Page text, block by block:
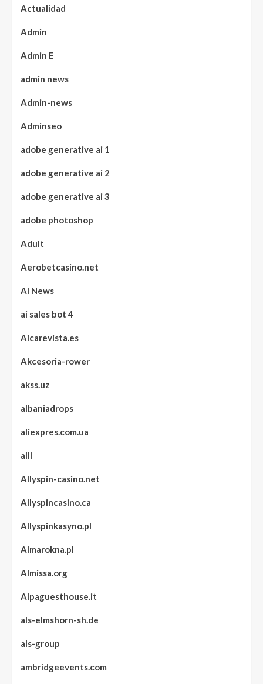
Actualidad
Admin
Admin E
admin news
Admin-news
Adminseo
adobe generative ai 1
adobe generative ai 2
adobe generative ai 3
adobe photoshop
Adult
Aerobetcasino.net
AI News
ai sales bot 4
Aicarevista.es
Akcesoria-rower
akss.uz
albaniadrops
aliexpres.com.ua
alll
Allyspin-casino.net
Allyspincasino.ca
Allyspinkasyno.pl
Almarokna.pl
Almissa.org
Alpaguesthouse.it
als-elmshorn-sh.de
als-group
ambridgeevents.com